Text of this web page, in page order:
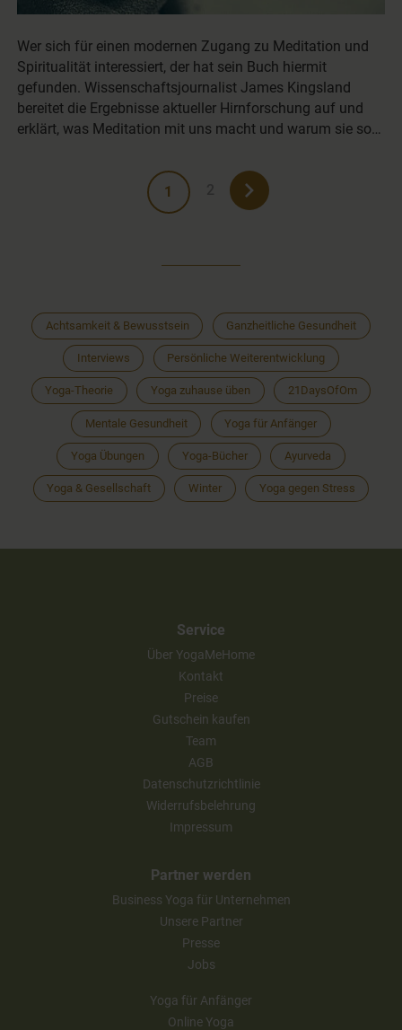
Wer sich für einen modernen Zugang zu Meditation und
Spiritualität interessiert, der hat sein Buch hiermit
gefunden. Wissenschaftsjournalist James Kingsland
bereitet die Ergebnisse aktueller Hirnforschung auf und
erklärt, was Meditation mit uns macht und warum sie so…
1
Achtsamkeit & Bewusstsein Ganzheitliche Gesundheit
Interviews Persönliche Weiterentwicklung
Yoga-Theorie Yoga zuhause üben 21DaysOfOm
Mentale Gesundheit Yoga für Anfänger
Yoga Übungen Yoga-Bücher Ayurveda
Yoga & Gesellschaft Winter Yoga gegen Stress
Service
Über YogaMeHome
Kontakt
Preise
Gutschein kaufen
Team
AGB
Datenschutzrichtlinie
Widerrufsbelehrung
Impressum
Partner werden
Business Yoga für Unternehmen
Unsere Partner
Presse
Jobs
Yoga für Anfänger
Online Yoga